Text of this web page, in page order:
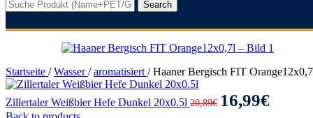
Search
Startseite / Wasser/ aromatisiert / Haaner Bergisch FIT
Zillertaler Weißbier Hefe Dunkel 20x0.5l 20,89€
Ursprünglicher
Preis
16,99€Preis